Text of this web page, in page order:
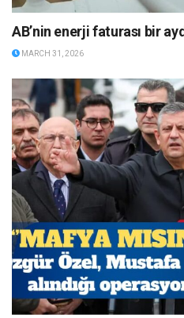
AB’nin enerji faturası bir
MARCH 31, 2026